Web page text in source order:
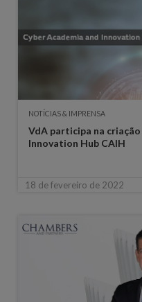
NOTÍCIAS & IMPRENSA
VdA participa na
Innovation Hub CAIH
18 de fevereiro de 2022